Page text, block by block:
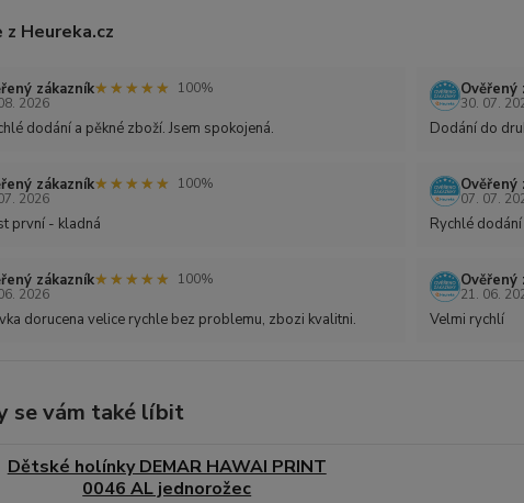
z Heureka.cz
zákazník★★★★★
★★★★★
100%
2026
dodání a pěkné zboží. Jsem spokojená.
Ověřený
30. 07.
Dodání do
zákazník★★★★★
★★★★★
100%
2026
první - kladná
Ověřený
07. 07.
Rychlé dodání
zákazník★★★★★
★★★★★
100%
2026
dorucena velice rychle bez problemu, zbozi kvalitni.
Ověřený
21. 06.
Velmi rychlí
se vám také líbit
Dětské holínky DEMAR HAWAI PRINT
0046 AL jednorožec